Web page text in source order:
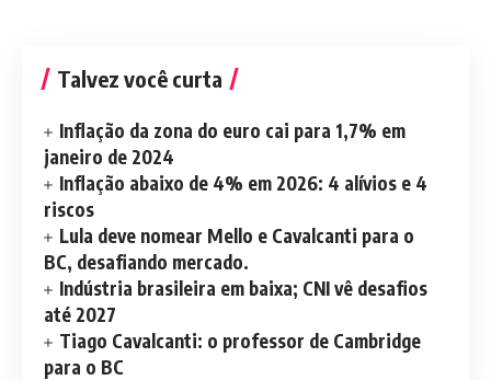
Talvez você curta
Inflação da zona do euro cai para 1,7% em
janeiro de 2024
Inflação abaixo de 4% em 2026: 4 alívios e 4
riscos
Lula deve nomear Mello e Cavalcanti para o
BC, desafiando mercado.
Indústria brasileira em baixa; CNI vê desafios
até 2027
Tiago Cavalcanti: o professor de Cambridge
para o BC